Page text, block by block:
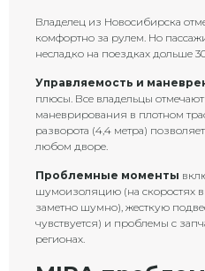
Владелец из Новосибирска
комфортно за рулем. Но
несладко на поездках дольше
Управляемость и
плюсы. Все владельцы отмечают
маневрирования в плотном
разворота (4,4 метра)
любом дворе.
Проблемные моменты
шумоизоляцию (на скоростях
заметно шумно), жесткую
чувствуется) и проблемы с
регионах.